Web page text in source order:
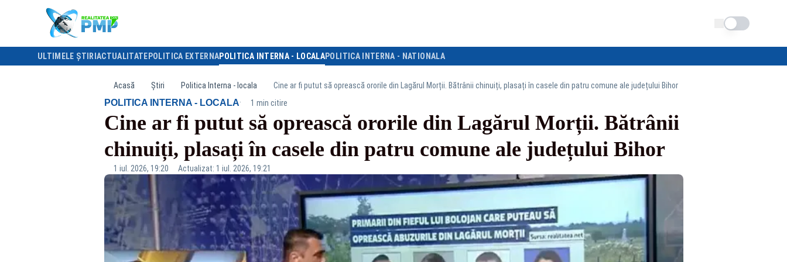
Schimba tema
ULTIMELE ȘTIRI ACTUALITATE POLITICA EXTERNAPOLITICA INTERNA - LOCALAPOLITICA INTERNA - NATIONALA
Acasă Știri Politica Interna - locala Cine ar fi putut să oprească ororile din Lagărul Morții. Bătrânii chinuiți, plasați în casele din patru comune ale județului Bihor
POLITICA INTERNA - LOCALA· 1 min citire
Cine ar fi putut să oprească ororile din Lagărul Morții. Bătrânii
chinuiți, plasați în casele din patru comune ale județului Bihor
1 iul. 2026, 19:20 Actualizat: 1 iul. 2026, 19:21